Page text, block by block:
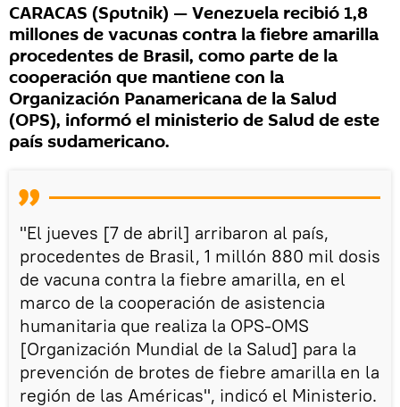
CARACAS (Sputnik) — Venezuela recibió 1,8
millones de vacunas contra la fiebre amarilla
procedentes de Brasil, como parte de la
cooperación que mantiene con la
Organización Panamericana de la Salud
(OPS), informó el ministerio de Salud de este
país sudamericano.
"El jueves [7 de abril] arribaron al país,
procedentes de Brasil, 1 millón 880 mil dosis
de vacuna contra la fiebre amarilla, en el
marco de la cooperación de asistencia
humanitaria que realiza la OPS-OMS
[Organización Mundial de la Salud] para la
prevención de brotes de fiebre amarilla en la
región de las Américas", indicó el Ministerio.